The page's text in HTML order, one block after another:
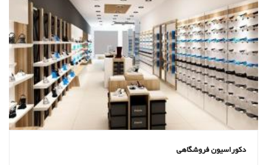
دکوراسیون فروشگاهی